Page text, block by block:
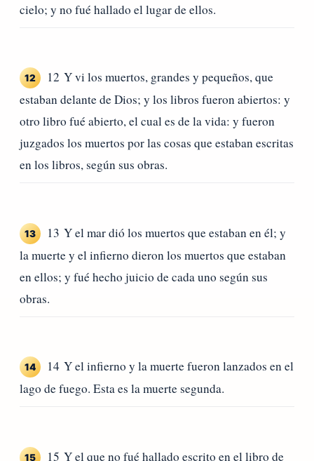
cielo; y no fué hallado el lugar de ellos.
12
12 Y vi los muertos, grandes y pequeños, que
estaban delante de Dios; y los libros fueron abiertos: y
otro libro fué abierto, el cual es de la vida: y fueron
juzgados los muertos por las cosas que estaban escritas
en los libros, según sus obras.
13
13 Y el mar dió los muertos que estaban en él; y
la muerte y el infierno dieron los muertos que estaban
en ellos; y fué hecho juicio de cada uno según sus
obras.
14
14 Y el infierno y la muerte fueron lanzados en el
lago de fuego. Esta es la muerte segunda.
15
15 Y el que no fué hallado escrito en el libro de